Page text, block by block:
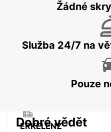
STOLBERG
ERKELENZ
Žádné
Služba 24/7 na
Pouze
Dobré vědět